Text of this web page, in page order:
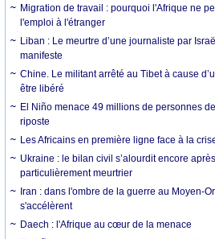
Migration de travail : pourquoi l'Afrique ne
l'emploi à l'étranger
Liban : Le meurtre d’une journaliste par
manifeste
Chine. Le militant arrêté au Tibet à cause
être libéré
El Niño menace 49 millions de personnes
riposte
Les Africains en première ligne face à la
Ukraine : le bilan civil s’alourdit encore
particulièrement meurtrier
Iran : dans l'ombre de la guerre au Moyen-
s'accélèrent
Daech : l'Afrique au cœur de la menace